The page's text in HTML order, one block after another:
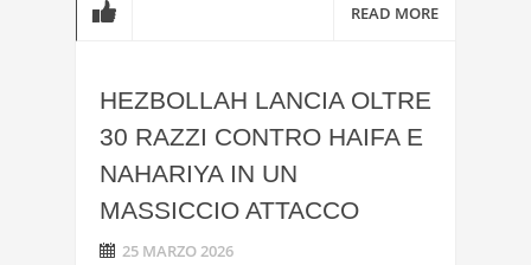
READ MORE
HEZBOLLAH LANCIA OLTRE
30 RAZZI CONTRO HAIFA E
NAHARIYA IN UN
MASSICCIO ATTACCO
25 MARZO 2026